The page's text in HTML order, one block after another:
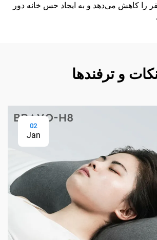
را کاهش می‌دهد و به ایجاد حس خانه دور
و ترفندها
02
Jan